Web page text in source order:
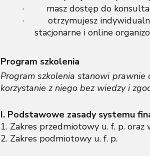
· masz dostęp do
· otrzymujesz indywidualną
stacjonarne i online
Program szkolenia
Program szkolenia stanowi prawnie
korzystanie z niego bez wiedzy i
I. Podstawowe zasady systemu
1. Zakres przedmiotowy u. f. p.
2. Zakres podmiotowy u. f. p.